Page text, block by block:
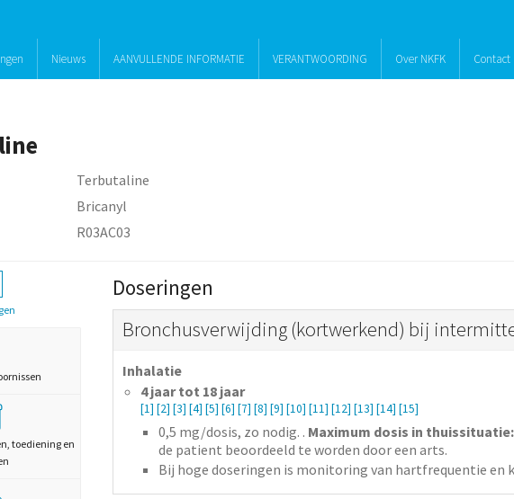
Nieuws AANVULLENDE INFORMATIE VERANTWOORDING Over NKFK Contact
Terbutaline
Bricanyl
R03AC03
toediening en
Doseringen
Bronchusverwijding (kortwerkend) bij
Inhalatie
4 jaar tot 18 jaar
[1] [2] [3] [4] [5] [6] [7] [8] [9] [10] [11] [12] [13] [14] [15]
0,5 mg/dosis, zo nodig. . Maximum dosis in thuissituatie:
de patient beoordeeld te worden door een arts.
Bij hoge doseringen is monitoring van hartfrequentie en